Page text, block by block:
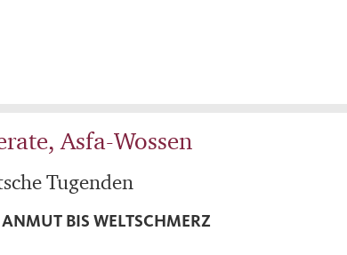
Asfa-Wossen
Tugenden
BIS WELTSCHMERZ